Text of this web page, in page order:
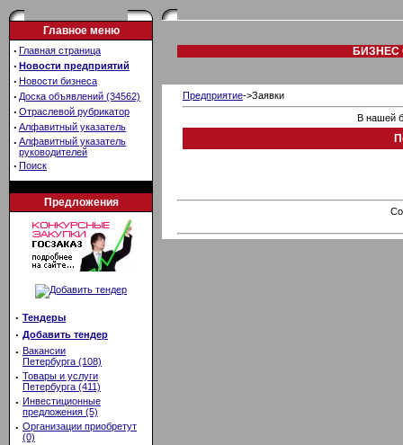
Главное меню
· Главная страница
· Новости предприятий
· Новости бизнеса
· Доска объявлений (34562)
· Отраслевой рубрикатор
· Алфавитный указатель
· Алфавитный указатель
руководителей
· Поиск
Предложения
· Тендеры
· Добавить тендер
· Вакансии
Петербурга (108)
· Товары и услуги
Петербурга (411)
· Инвестиционные
предложения (5)
· Организации приобретут
(0)
БИЗНЕС
Предприятие->Заявки
В нашей